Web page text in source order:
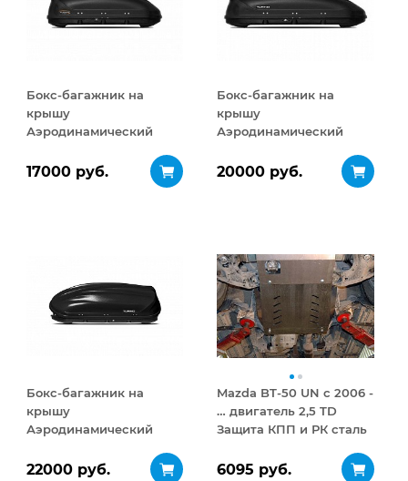
Бокс-багажник на
крышу
Аэродинамический
17000 руб.
Бокс-багажник на
крышу
Аэродинамический
20000 руб.
Бокс-багажник на
крышу
Аэродинамический
ДВУСТОРОННЕЕ
22000 руб.
Mazda BT-50 UN с 2006 -
… двигатель 2,5 TD
Защита КПП и РК сталь
6095 руб.